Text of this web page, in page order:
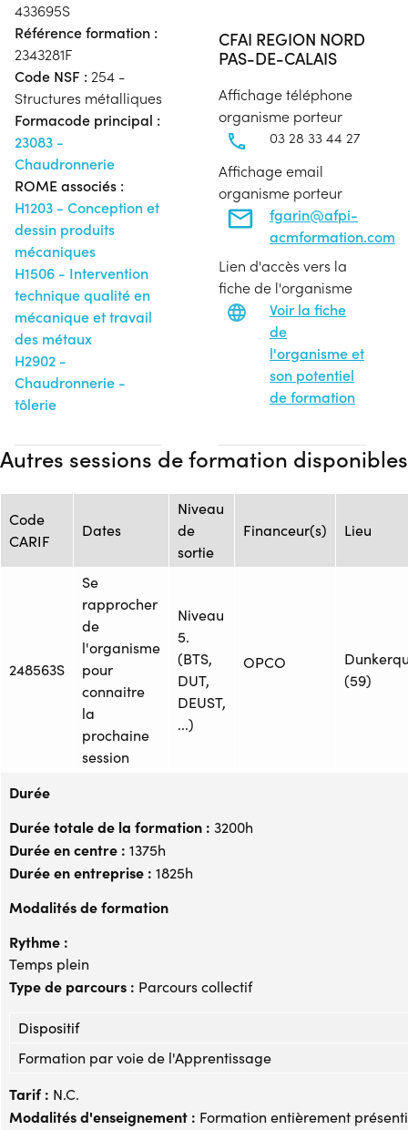
433695S
Référence formation :
2343281F
Code NSF : 254 -
Structures métalliques
Formacode principal :
23083 -
Chaudronnerie
ROME associés :
H1203 - Conception et
dessin produits
mécaniques
H1506 - Intervention
technique qualité en
mécanique et travail
des métaux
H2902 -
Chaudronnerie -
tôlerie
CFAI REGION NORD
PAS-DE-CALAIS
Affichage téléphone
organisme porteur
03 28 33 44 27
Affichage email
organisme porteur
fgarin@afpi-
acmformation.com
Lien d'accès vers la
fiche de l'organisme
Voir la fiche
de
l'organisme et
son potentiel
de formation
Autres sessions de formation disponibles
Code
CARIF
Dates
Niveau
de
sortie
Financeur(s) Lieu
248563S
Se
rapprocher
de
l'organisme
pour
connaitre
la
prochaine
session
Niveau
5.
(BTS,
DUT,
DEUST,
...)
OPCO
(59)
Durée
Durée totale de la formation : 3200h
Durée en centre : 1375h
Durée en entreprise : 1825h
Modalités de formation
Rythme :
Temps plein
Type de parcours : Parcours collectif
Dispositif
Formation par voie de l'Apprentissage
Tarif : N.C.
Modalités d'enseignement : Formation entièrement